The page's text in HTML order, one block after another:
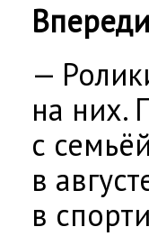
—
на них.
с
в
в